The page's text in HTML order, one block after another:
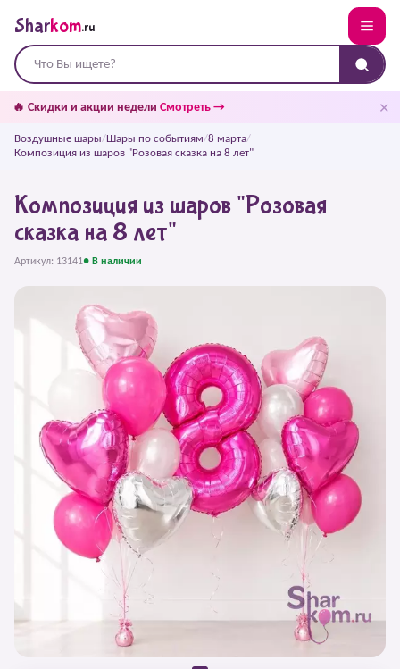
Sharkom.ru
🔥 Скидки и акции недели Смотреть → ✕
Воздушные шары/Шары по событиям/8 марта/
Композиция из шаров "Розовая сказка на 8 лет"
Композиция из шаров "Розовая
сказка на 8 лет"
Артикул: 13141● В наличии